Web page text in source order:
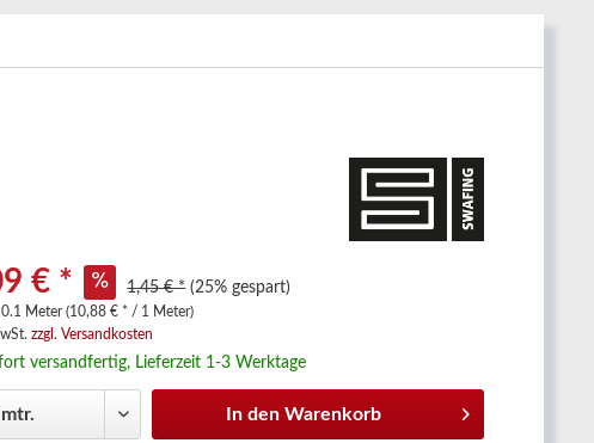
€ * 1,45 € * (25% gespart)
0.1 Meter (10,88 € * / 1 Meter)
zzgl. Versandkosten
versandfertig, Lieferzeit 1-3 Werktage
In den Warenkorb